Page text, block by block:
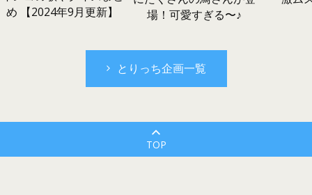
め 【2024年9月更新】
場！可愛すぎる〜♪
とりっち企画一覧
TOP